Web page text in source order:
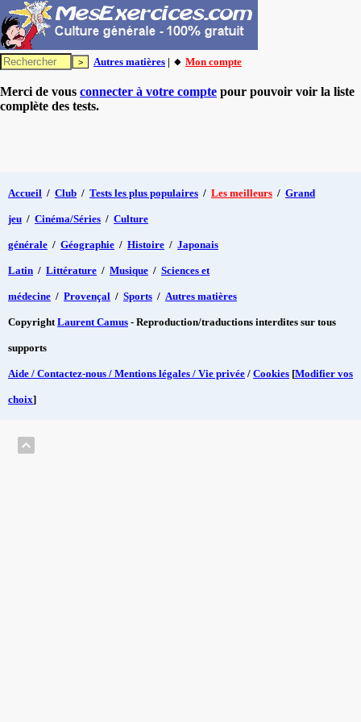
Autres matières | 🔸 Mon compte
Merci de vous connecter à votre compte pour pouvoir voir la liste
complète des tests.
Accueil / Club / Tests les plus populaires / Les meilleurs / Grand
jeu / Cinéma/Séries / Culture
générale / Géographie / Histoire / Japonais
Latin / Littérature / Musique / Sciences et
médecine / Provençal / Sports / Autres matières
CopyrightLaurent Camus - Reproduction/traductions interdites sur tous
supports
Aide / Contactez-nous / Mentions légales / Vie privée / Cookies [Modifier vos
choix]